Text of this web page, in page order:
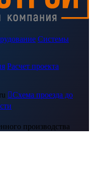
Системы
Расчет проекта
Схема проезда до
производства